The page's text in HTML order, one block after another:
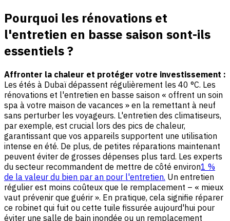
Pourquoi les rénovations et
l'entretien en basse saison sont-ils
essentiels ?
Affronter la chaleur et protéger votre investissement :
Les étés à Dubaï dépassent régulièrement les 40 °C. Les
rénovations et l'entretien en basse saison « offrent un soin
spa à votre maison de vacances » en la remettant à neuf
sans perturber les voyageurs. L'entretien des climatiseurs,
par exemple, est crucial lors des pics de chaleur,
garantissant que vos appareils supportent une utilisation
intense en été. De plus, de petites réparations maintenant
peuvent éviter de grosses dépenses plus tard. Les experts
du secteur recommandent de mettre de côté environ1 %
de la valeur du bien par an pour l'entretien. Un entretien
régulier est moins coûteux que le remplacement – « mieux
vaut prévenir que guérir ». En pratique, cela signifie réparer
ce robinet qui fuit ou cette tuile fissurée aujourd'hui pour
éviter une salle de bain inondée ou un remplacement